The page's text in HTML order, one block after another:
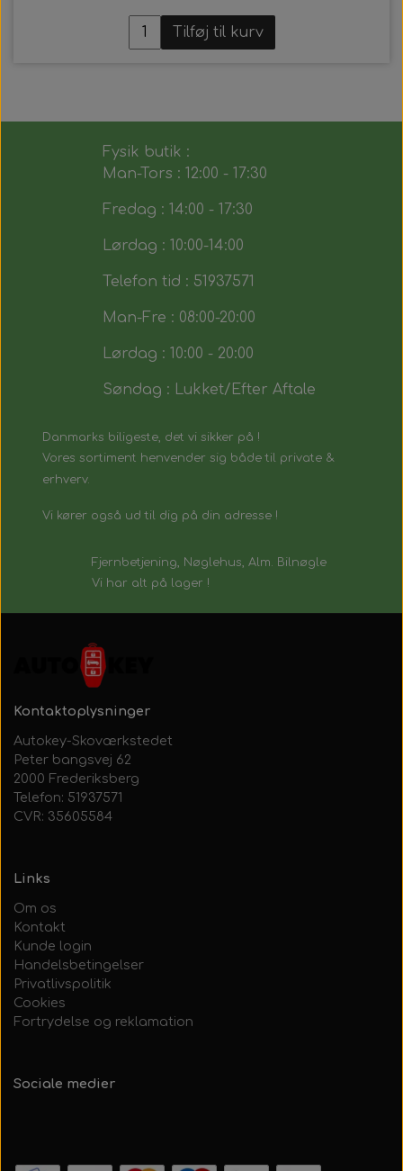
Tilføj til kurv
Fysik butik :
Man-Tors : 12:00 - 17:30
Fredag : 14:00 - 17:30
Lørdag : 10:00-14:00
Telefon tid : 51937571
Man-Fre : 08:00-20:00
Lørdag : 10:00 - 20:00
Søndag : Lukket/Efter Aftale
Danmarks biligeste, det vi sikker på !
Vores sortiment henvender sig både til private &
erhverv.
Vi kører også ud til dig på din adresse !
Fjernbetjening, Nøglehus, Alm. Bilnøgle
Vi har alt på lager !
Kontaktoplysninger
Autokey-Skoværkstedet
Peter bangsvej 62
2000 Frederiksberg
Telefon: 51937571
CVR: 35605584
Links
Om os
Kontakt
Kunde login
Handelsbetingelser
Privatlivspolitik
Cookies
Fortrydelse og reklamation
Sociale medier